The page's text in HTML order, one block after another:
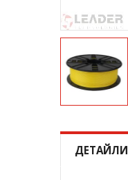
към
началото
ДЕТАЙЛИ